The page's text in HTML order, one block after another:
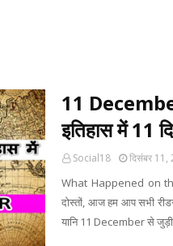
11
इतिहास में 11
Social18 दिसंबर 11,
What Happened on
दोस्तों, आज हम आप सभी
यानि 11 December से